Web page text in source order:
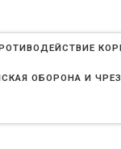
ОБОРОНА И